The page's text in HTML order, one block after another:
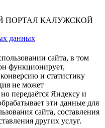
ПОРТАЛ КАЛУЖСКОЙ
данных
сайта, в том
функционирует,
и статистику
не может
передаётся Яндексу и
эти данные для
сайта, составления
других услуг.